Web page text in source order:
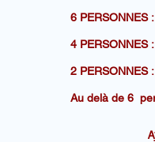
6
4
2
Au delà de